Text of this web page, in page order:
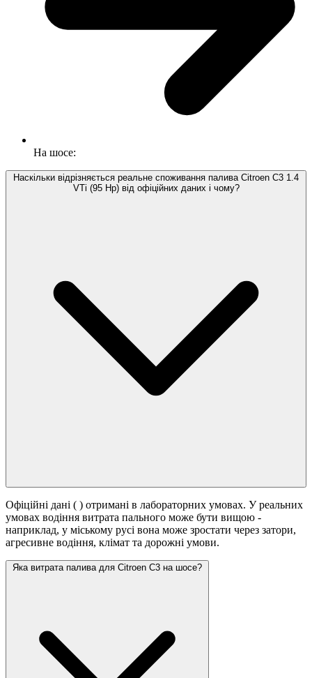
На шосе:
Наскільки відрізняється реальне споживання палива Citroen C3 1.4
VTi (95 Hp) від офіційних даних і чому?
Офіційні дані ( ) отримані в лабораторних умовах. У реальних
умовах водіння витрата пального може бути вищою -
наприклад, у міському русі вона може зростати через затори,
агресивне водіння, клімат та дорожні умови.
Яка витрата палива для Citroen C3 на шосе?